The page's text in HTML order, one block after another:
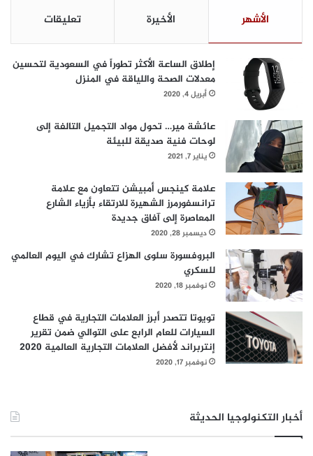
الأشهر الأخيرة تعليقات
إطلاق الساعة الأكثر تطوراً في السعودية لتحسين
معدلات الصحة واللياقة في المنزل
أبريل 4, 2020
عائشة مير… تحول مواد التجميل التالفة إلى
لوحات فنية صديقة للبيئة
يناير 7, 2021
علامة كينجس أمبيشن تتعاون مع علامة
ترانسفورمرز الشهيرة للارتقاء بأزياء الشارع
المعاصرة إلى آفاق جديدة
ديسمبر 28, 2020
البروفسورة سلوى الهزاع تشارك في اليوم العالمي
للسكري
نوفمبر 18, 2020
تويوتا تتصدر أبرز العلامات التجارية في قطاع
السيارات للعام الرابع على التوالي ضمن تقرير
إنتربراند لأفضل العلامات التجارية العالمية 2020
نوفمبر 17, 2020
أخبار التكنولوجيا الحديثة